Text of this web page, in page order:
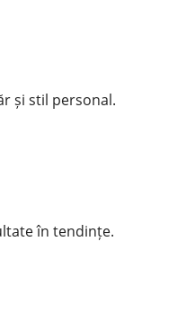
și stil personal.
în tendințe.